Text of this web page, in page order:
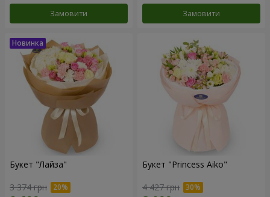
Замовити Замовити
Букет "Лайза"
3 374 грн
Букет "Princess Aiko"
4 427 грн